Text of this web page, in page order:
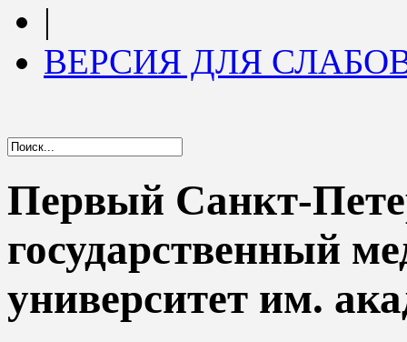
|
ВЕРСИЯ ДЛЯ
Первый Санкт-
государственный
университет им.